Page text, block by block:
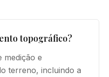
topográfico?
medição e
terreno, incluindo a